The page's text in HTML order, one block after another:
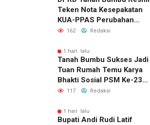
Teken Nota Kesepakatan
KUA-PPAS Perubahan
APBD 2026
162 Redaksi
1 hari lalu
Tanah Bumbu Sukses Jadi
Tuan Rumah Temu Karya
Bhakti Sosial PSM Ke-23
Kalimantan Selatan
117 Redaksi
1 hari lalu
Bupati Andi Rudi Latif